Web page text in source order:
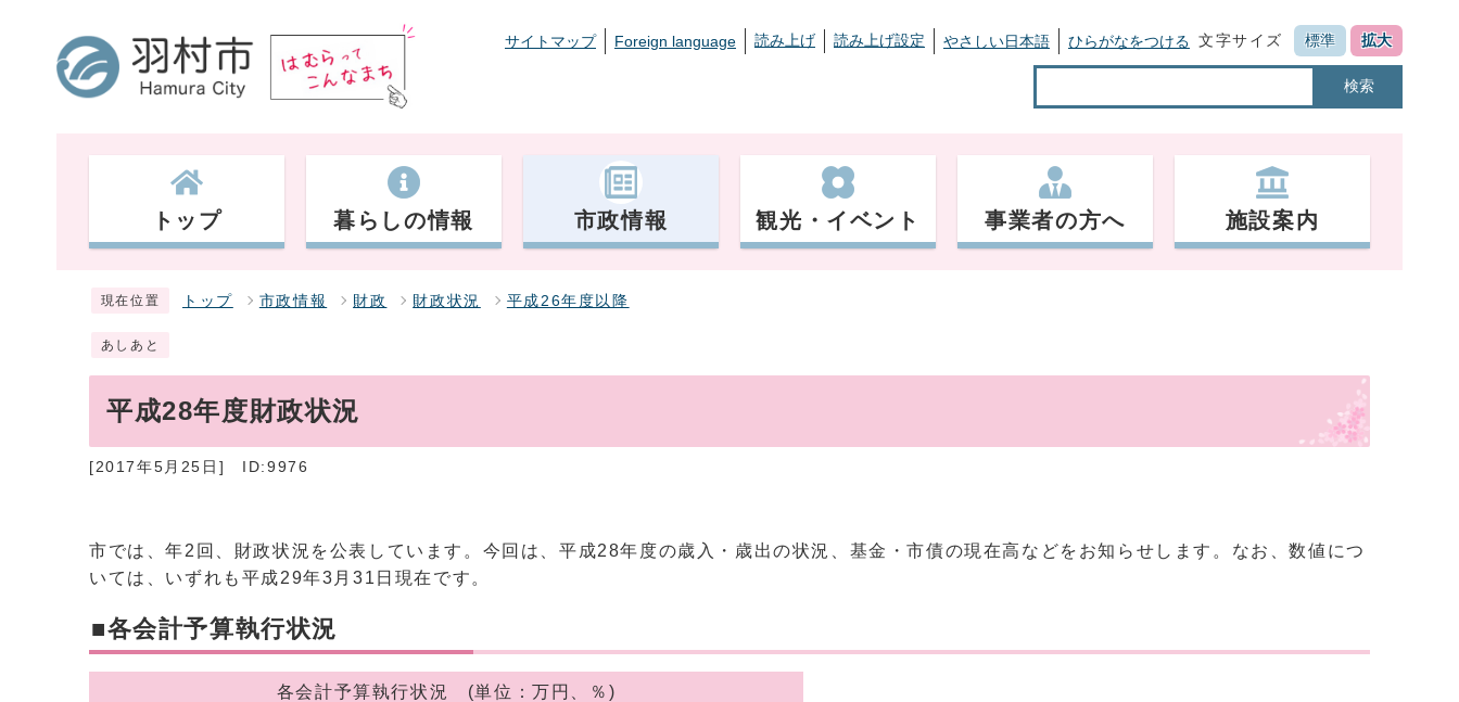
サイトマップ Foreign language 読み上げ 読み上げ設定 やさしい日本語 ひらがなをつける 文字サイズ 標準 拡大
検索
トップ 暮らしの情報 市政情報 観光・イベント 事業者の方へ 施設案内
現在位置 トップ 市政情報 財政 財政状況 平成26年度以降
あしあと
平成28年度財政状況
[2017年5月25日] ID:9976
市では、年2回、財政状況を公表しています。今回は、平成28年度の歳入・歳出の状況、基金・市債の現在高などをお知らせします。なお、数値につ
いては、いずれも平成29年3月31日現在です。
■各会計予算執行状況
各会計予算執行状況 (単位：万円、％)